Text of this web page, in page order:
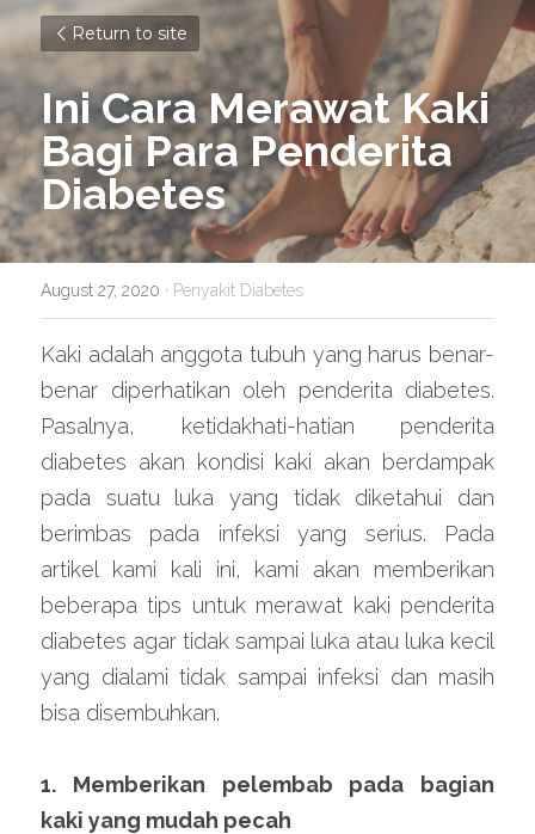
Return to site
Ini Cara Merawat Kaki
Bagi Para Penderita
Diabetes
August 27, 2020 · Penyakit Diabetes
Kaki adalah anggota tubuh yang harus benar-
benar diperhatikan oleh penderita diabetes.
Pasalnya, ketidakhati-hatian penderita
diabetes akan kondisi kaki akan berdampak
pada suatu luka yang tidak diketahui dan
berimbas pada infeksi yang serius. Pada
artikel kami kali ini, kami akan memberikan
beberapa tips untuk merawat kaki penderita
diabetes agar tidak sampai luka atau luka kecil
yang dialami tidak sampai infeksi dan masih
bisa disembuhkan.
1. Memberikan pelembab pada bagian
kaki yang mudah pecah